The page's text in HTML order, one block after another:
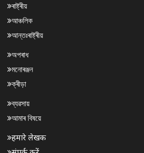
ৰাষ্ট্ৰীয়
আঞ্চলিক
আন্তঃৰাষ্ট্ৰীয়
অপৰাধ
মনোৰঞ্জন
ক্ৰীড়া
ব্যৱসায়
আমাৰ বিষয়ে
हमारे लेखक